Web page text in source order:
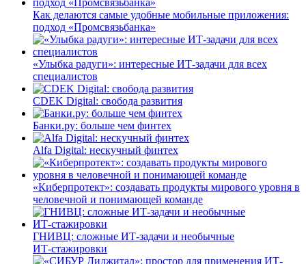
Как делаются самые удобные мобильные приложения:
подход «Промсвязьбанка»
«Улыбка радуги»: интересные ИТ-задачи для всех
специалистов
CDEK Digital: свобода развития
Банки.ру: больше чем финтех
Alfa Digital: нескучный финтех
«Киберпротект»: создавать продукты мирового уровня в
человечной и понимающей команде
ГНИВЦ: сложные ИТ‑задачи и необычные
ИТ‑стажировки